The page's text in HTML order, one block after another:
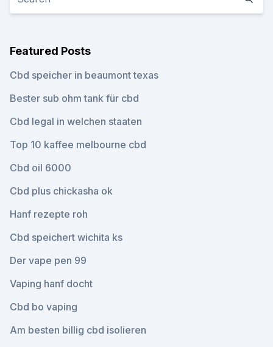
Featured Posts
Cbd speicher in beaumont texas
Bester sub ohm tank für cbd
Cbd legal in welchen staaten
Top 10 kaffee melbourne cbd
Cbd oil 6000
Cbd plus chickasha ok
Hanf rezepte roh
Cbd speichert wichita ks
Der vape pen 99
Vaping hanf docht
Cbd bo vaping
Am besten billig cbd isolieren